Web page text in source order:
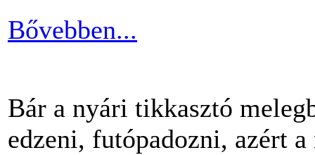
Bővebben...
Bár a nyári tikkasztó
edzeni, futópadozni, azért